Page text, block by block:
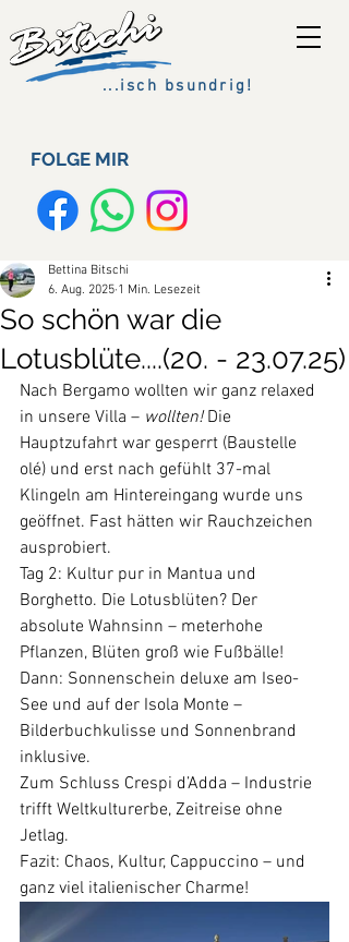
...isch bsundrig!
FOLGE MIR
So schön war die
Lotusblüte....(20. - 23.07.25)
Bettina Bitschi
6. Aug. 2025 1 Min. Lesezeit
Nach Bergamo wollten wir ganz relaxed
in unsere Villa – wollten! Die
Hauptzufahrt war gesperrt (Baustelle
olé) und erst nach gefühlt 37-mal
Klingeln am Hintereingang wurde uns
geöffnet. Fast hätten wir Rauchzeichen
ausprobiert.
Tag 2: Kultur pur in Mantua und
Borghetto. Die Lotusblüten? Der
absolute Wahnsinn – meterhohe
Pflanzen, Blüten groß wie Fußbälle!
Dann: Sonnenschein deluxe am Iseo-
See und auf der Isola Monte –
Bilderbuchkulisse und Sonnenbrand
inklusive.
Zum Schluss Crespi d’Adda – Industrie
trifft Weltkulturerbe, Zeitreise ohne
Jetlag.
Fazit: Chaos, Kultur, Cappuccino – und
ganz viel italienischer Charme!